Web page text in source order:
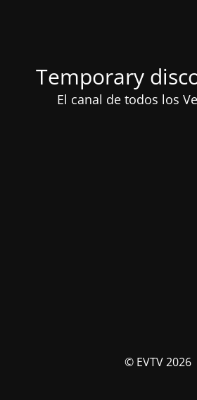
Temporary
El canal de todos los
© EVTV 2026